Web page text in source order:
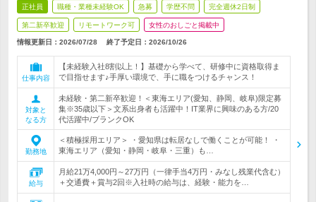
正社員 職種・業種未経験OK 急募 学歴不問 完全週休2日制
第二新卒歓迎 リモートワーク可 女性のおしごと掲載中
情報更新日：2026/07/28 終了予定日： 2026/10/26
仕事内容
【未経験入社8割以上！】基礎から学べて、研修中に資格取得ま
で目指せます♪手厚い環境で、手に職をつけるチャンス！
対象と
なる方
未経験・第二新卒歓迎！＜東海エリア(愛知、静岡、岐阜)限定募
集※35歳以下＞文系出身者も活躍中！IT業界に興味のある方/20
代活躍中/ブランクOK
勤務地
＜積極採用エリア＞ ・愛知県は転居なしで働くことが可能！ ・
東海エリア（愛知・静岡・岐阜・三重）も…
給与
月給21万4,000円～27万円（一律手当4万円・みなし残業代含む）
＋交通費＋賞与2回※入社時の給与は、経験・能力を…